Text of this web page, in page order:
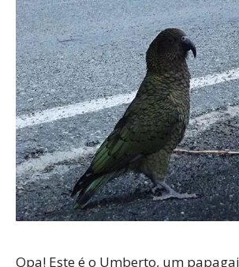
Opa! Este é o Umberto, um